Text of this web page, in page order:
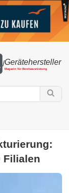
/Gerätehersteller
Magazin für Bootsausrüstung
Filialen